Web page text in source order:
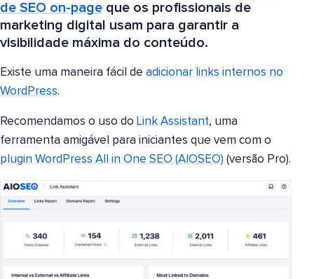
de SEO on-page que os profissionais de
marketing digital usam para garantir a
visibilidade máxima do conteúdo.
Existe uma maneira fácil de adicionar links internos no
WordPress.
Recomendamos o uso do Link Assistant, uma
ferramenta amigável para iniciantes que vem com o
plugin WordPress All in One SEO (AIOSEO) (versão Pro).